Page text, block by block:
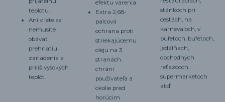
teplotu.
Ani v lete sa
nemusíte
obávať
prehriatiu
zariadenia a
príliš vysokých
teplôt.
efektu varenia.
Extra 2,68-
palcová
ochrana proti
striekajúcemu
oleju na 3
stranách
chráni
používateľa a
okolie pred
horúcim
stánkoch pri
cestách, na
karnevaloch, v
bufetoch, bufetoch,
jedálňach,
obchodných
reťazcoch,
supermarketoch
atď.